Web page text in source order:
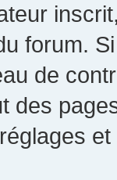
forum.
de
des